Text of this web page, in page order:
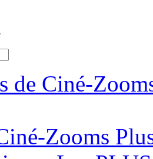
de Ciné-
Zooms